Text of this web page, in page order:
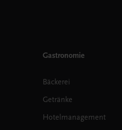
Gastronomie
Bäckerei
Getränke
Hotelmanagement